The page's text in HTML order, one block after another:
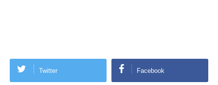
Twitter Facebook